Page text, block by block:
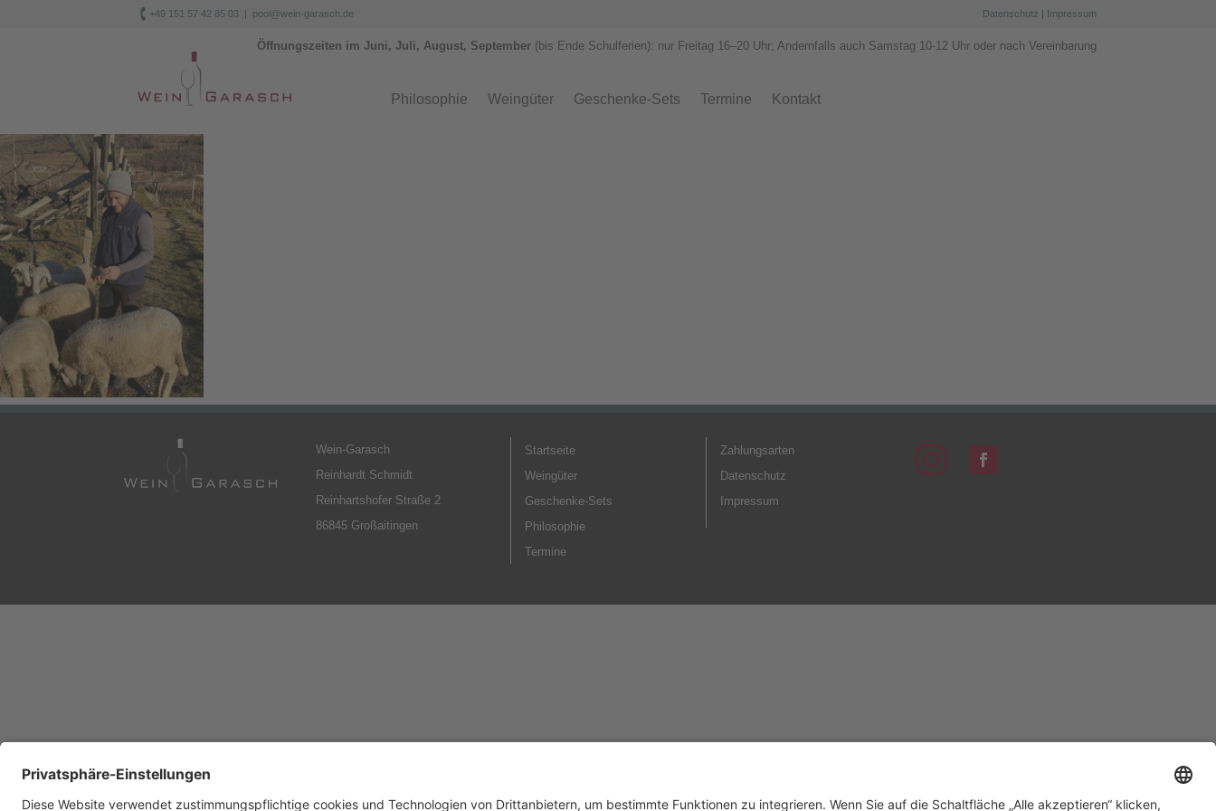
+49 151 57 42 85 03 | pool@wein-garasch.de Datenschutz | Impressum
Öffnungszeiten im Juni, Juli, August, September (bis Ende Schulferien): nur Freitag 16–20 Uhr; Andernfalls auch Samstag 10-12 Uhr oder nach Vereinbarung
Philosophie Weingüter Geschenke-Sets Termine Kontakt
Wein-Garasch
Reinhardt Schmidt
Reinhartshofer Straße 2
86845 Großaitingen
Startseite
Weingüter
Geschenke-Sets
Philosophie
Termine
Zahlungsarten
Datenschutz
Impressum